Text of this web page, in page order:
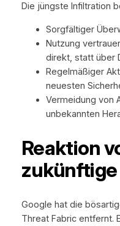
Die jüngste Infiltration
Sorgfältiger
Nutzung
direkt, statt über
Regelmäßiger
neuesten
Vermeidung von
unbekannten
Reaktion
Google hat die
Threat Fabric entfernt.